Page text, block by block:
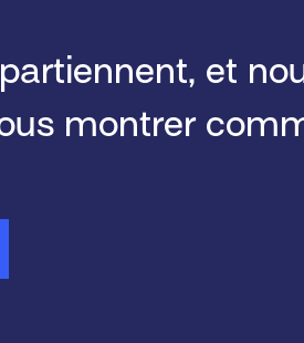
et
montrer